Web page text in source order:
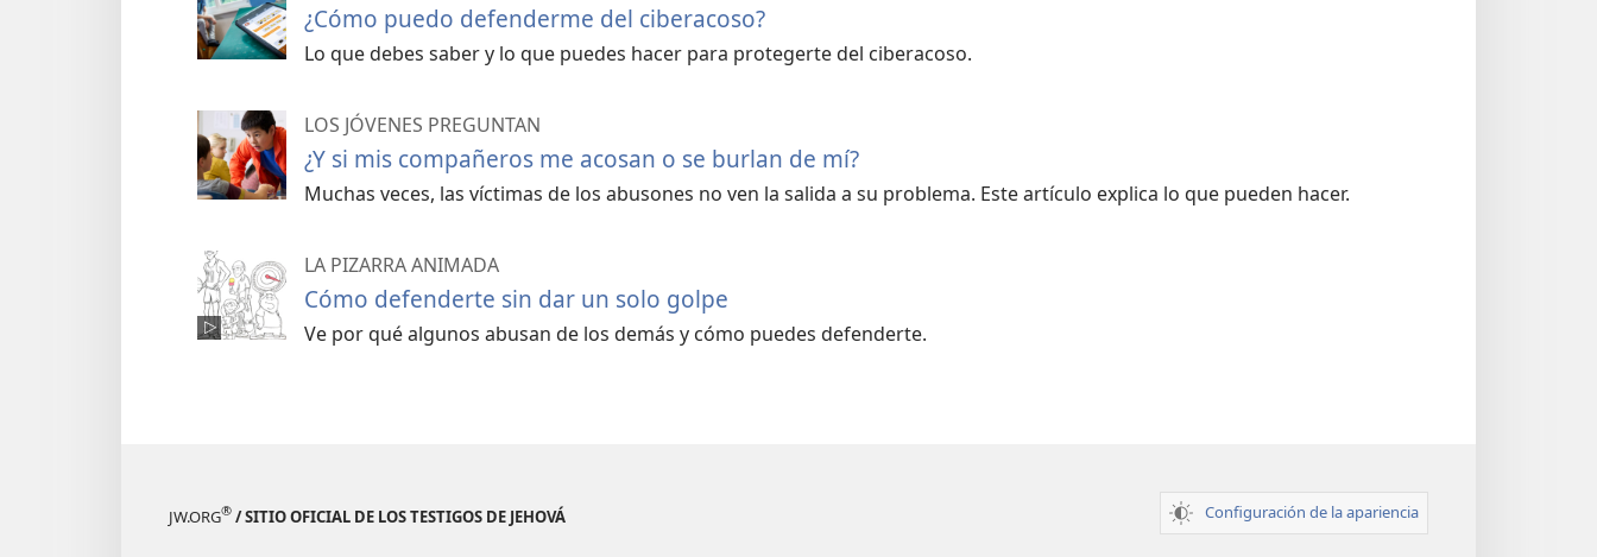
¿Cómo puedo defenderme del ciberacoso?
Lo que debes saber y lo que puedes hacer para protegerte del ciberacoso.
LOS JÓVENES PREGUNTAN
¿Y si mis compañeros me acosan o se burlan de mí?
Muchas veces, las víctimas de los abusones no ven la salida a su problema. Este artículo explica lo que pueden hacer.
LA PIZARRA ANIMADA
Cómo defenderte sin dar un solo golpe
Ve por qué algunos abusan de los demás y cómo puedes defenderte.
JW.ORG® / SITIO OFICIAL DE LOS TESTIGOS DE JEHOVÁ Configuración de la apariencia